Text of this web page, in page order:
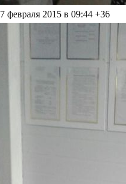
7 февраля 2015 в 09:44 +36